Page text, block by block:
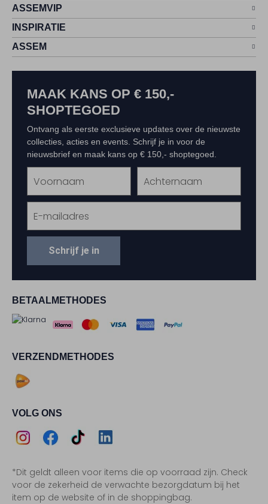
ASSEMVIP
INSPIRATIE
ASSEM
BETAALMETHODES
VERZENDMETHODES
VOLG ONS
Instagram
Facebook
TikTokLinkedIn
*Dit geldt alleen voor items die op voorraad zijn. Check
voor de zekerheid de verwachte bezorgdatum bij het
item op de website of in de shoppingbag.
MAAK KANS OP € 150,-
SHOPTEGOED
Ontvang als eerste exclusieve updates over de nieuwste
collecties, acties en events. Schrijf je in voor de
nieuwsbrief en maak kans op € 150,- shoptegoed.
Schrijf je in